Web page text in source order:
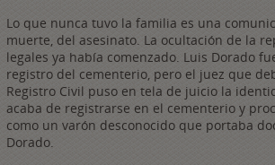
Lo que nunca tuvo la familia es una
muerte, del asesinato. La ocultación de la
legales ya había comenzado. Luis Dorado
registro del cementerio, pero el juez que
Registro Civil puso en tela de juicio la
acaba de registrarse en el cementerio y
como un varón desconocido que portaba
Dorado.